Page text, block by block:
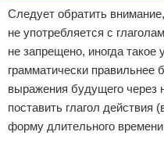
Следует обратить
не употребляется с
не запрещено, иногда такое
грамматически правильнее
выражения будущего через
поставить глагол
форму длительного